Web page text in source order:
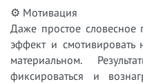
⚙ Мотивация
Даже простое
эффект и смотивировать
материальном.
фиксироваться и